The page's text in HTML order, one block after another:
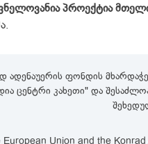
პროექტია
ადენაუერის ფონდის
ცენტრი კახეთი" და
Union and the